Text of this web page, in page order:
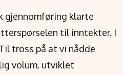
gjennomføring klarte
til inntekter. I
tross på at vi nådde
volum, utviklet